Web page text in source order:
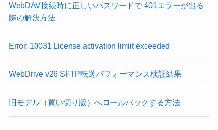
WebDAV接続時に正しいパスワードで 401エラーが出る
際の解決方法
Error: 10031 License activation limiit exceeded
WebDrive v26 SFTP転送パフォーマンス検証結果
旧モデル（買い切り版）へロールバックする方法